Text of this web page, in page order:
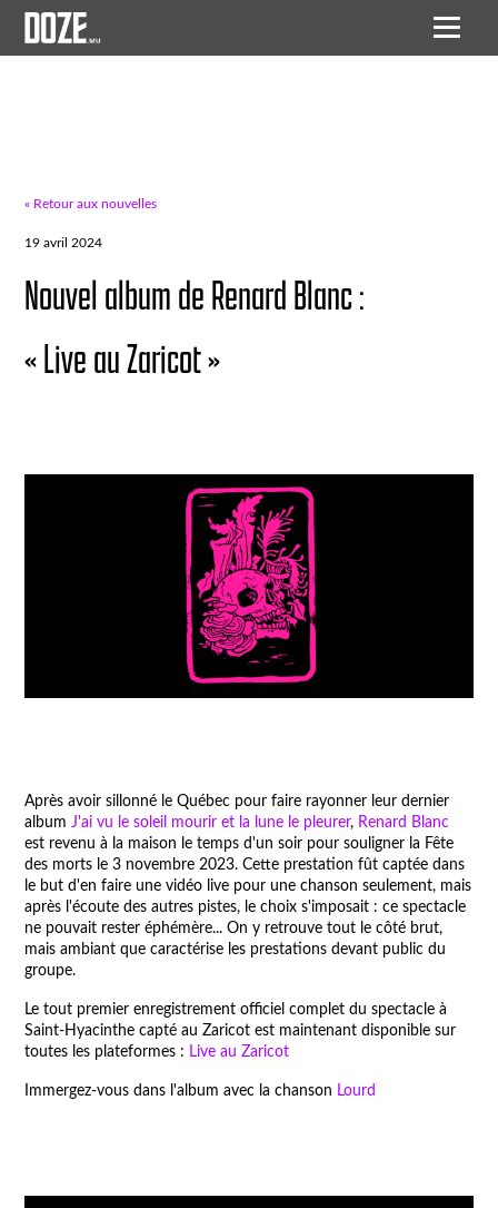
« Retour aux nouvelles
19 avril 2024
Nouvel album de Renard Blanc :
« Live au Zaricot »
Après avoir sillonné le Québec pour faire rayonner leur dernier
albumJ'ai vu le soleil mourir et la lune le pleurer, Renard Blanc
est revenu à la maison le temps d'un soir pour souligner la Fête
des morts le 3 novembre 2023. Cette prestation fût captée dans
le but d'en faire une vidéo live pour une chanson seulement, mais
après l'écoute des autres pistes, le choix s'imposait : ce spectacle
ne pouvait rester éphémère... On y retrouve tout le côté brut,
mais ambiant que caractérise les prestations devant public du
groupe.
Le tout premier enregistrement officiel complet du spectacle à
Saint-Hyacinthe capté au Zaricot est maintenant disponible sur
toutes les plateformes : Live au Zaricot
Immergez-vous dans l'album avec la chanson Lourd